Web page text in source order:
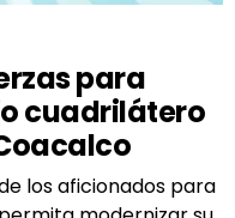
para
cuadrilátero
los aficionados para